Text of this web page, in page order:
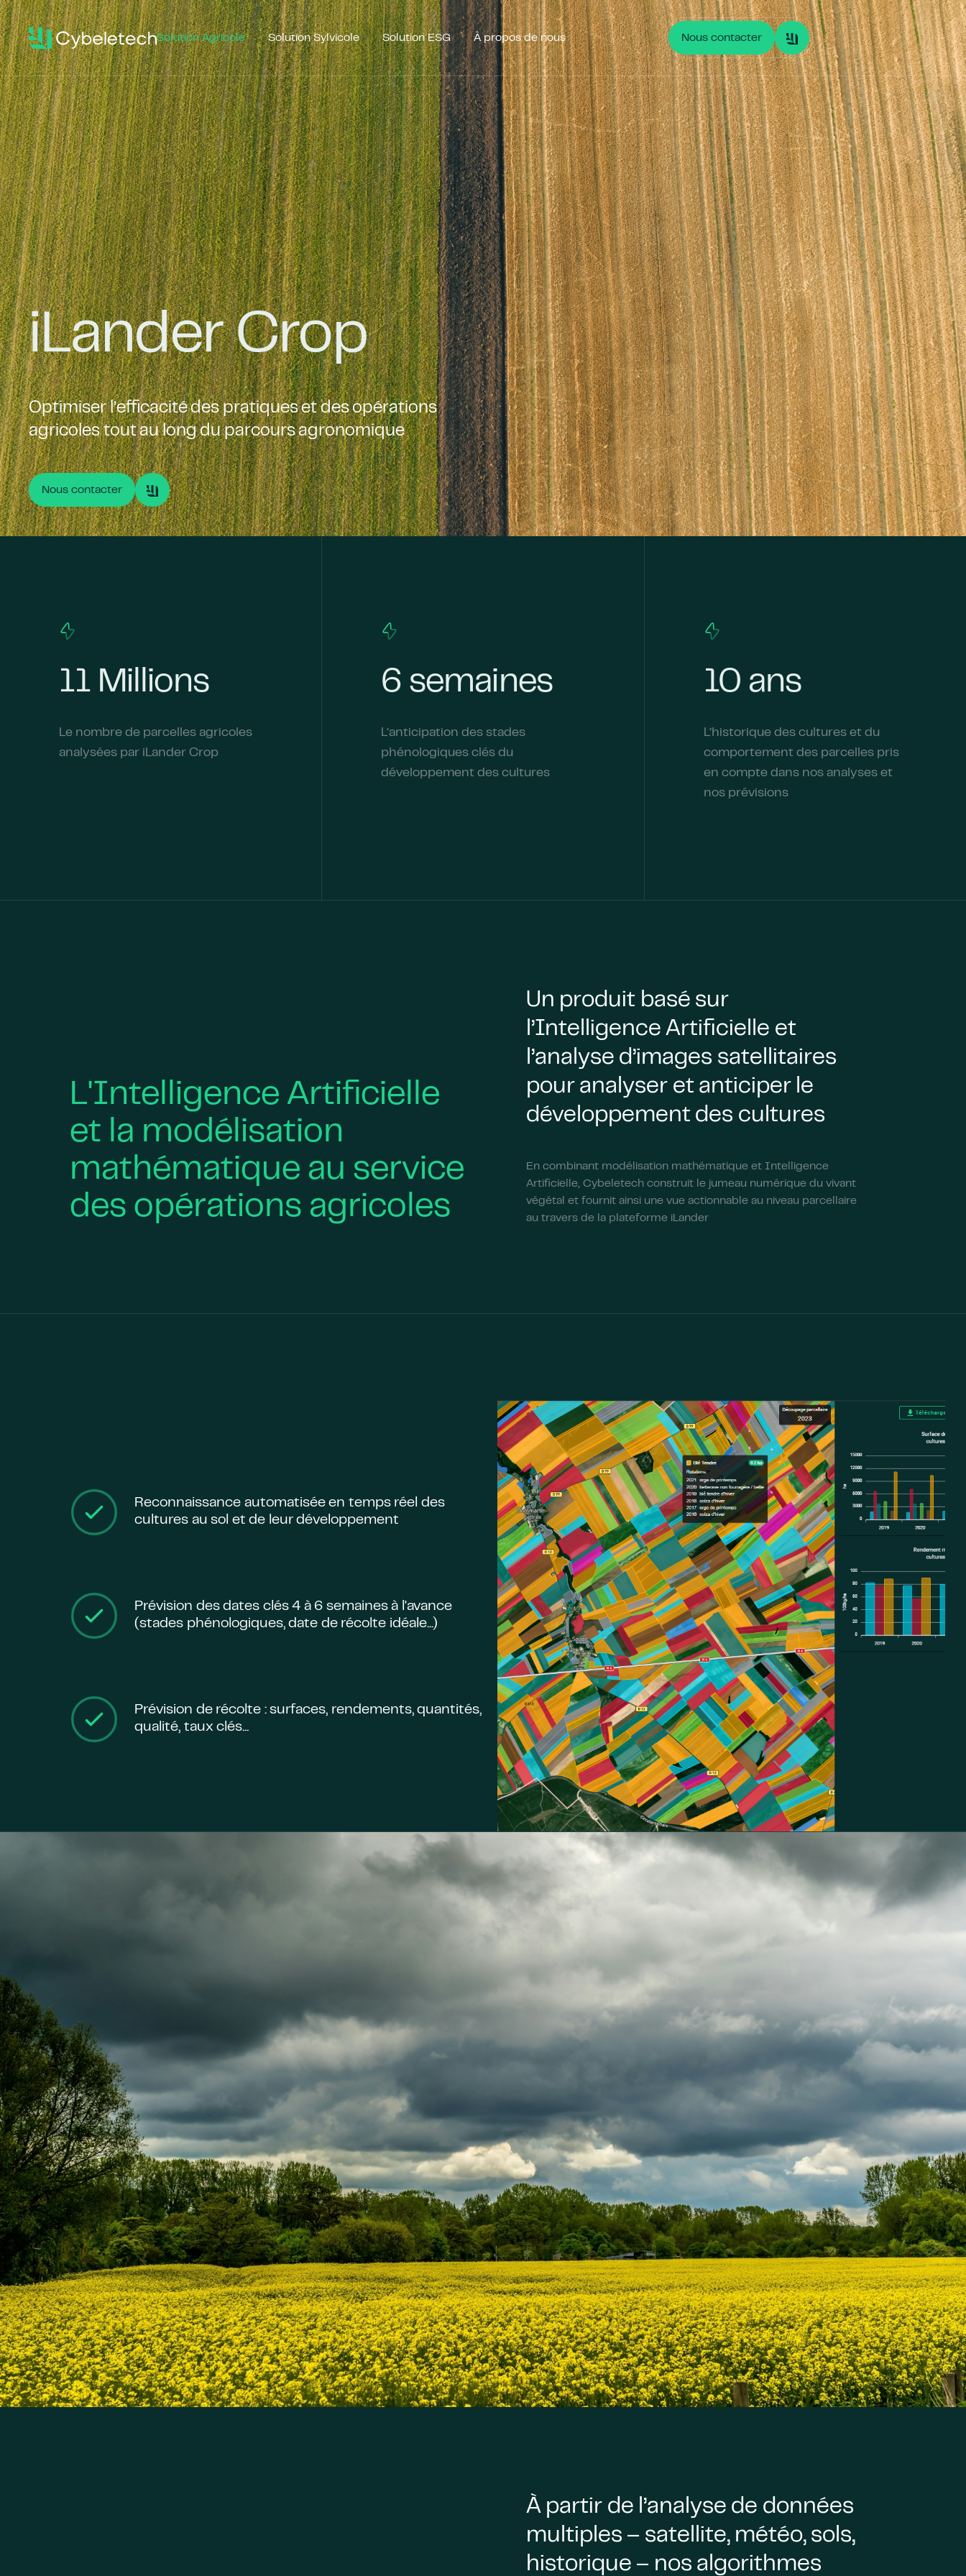
Solution Agricole Solution Sylvicole Solution ESG À propos de nous Nous contacter
Nous contacter
Optimiser l’efficacité des pratiques et des opérations
agricoles tout au long du parcours agronomique
iLander Crop
11 Millions
Le nombre de parcelles agricoles
analysées par iLander Crop
6 semaines
L’anticipation des stades
phénologiques clés du
développement des cultures
10 ans
L’historique des cultures et du
comportement des parcelles pris
en compte dans nos analyses et
nos prévisions
L'Intelligence Artificielle
et la modélisation
mathématique au service
des opérations agricoles
Un produit basé sur
l’Intelligence Artificielle et
l’analyse d’images satellitaires
pour analyser et anticiper le
développement des cultures
En combinant modélisation mathématique et Intelligence
Artificielle, Cybeletech construit le jumeau numérique du vivant
végétal et fournit ainsi une vue actionnable au niveau parcellaire
au travers de la plateforme iLander
Reconnaissance automatisée en temps réel des
cultures au sol et de leur développement
Prévision des dates clés 4 à 6 semaines à l'avance
(stades phénologiques, date de récolte idéale...)
Prévision de récolte : surfaces, rendements, quantités,
qualité, taux clés...
À partir de l’analyse de données
multiples – satellite, météo, sols,
historique – nos algorithmes